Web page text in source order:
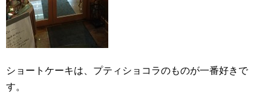
ショートケーキは、プティショコラのものが一番好きで
す。